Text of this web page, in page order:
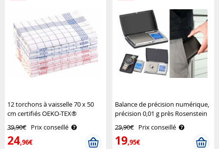
12 torchons à vaisselle 70 x 50
cm certifiés OEKO-TEX®
Standard 100 Rosenstein &
Söhne
39,90€ Prix conseillé
24,96€
Balance de précision numérique,
précision 0,01 g près Rosenstein
29,90€ Prix conseillé
19,95€